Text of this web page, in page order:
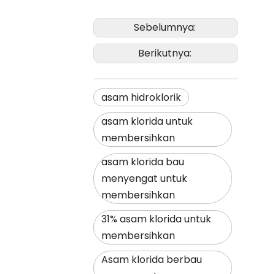
Sebelumnya:
Berikutnya:
asam hidroklorik
asam klorida untuk
membersihkan
asam klorida bau
menyengat untuk
membersihkan
31% asam klorida untuk
membersihkan
Asam klorida berbau